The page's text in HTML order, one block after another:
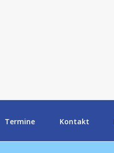
Termine Kontakt